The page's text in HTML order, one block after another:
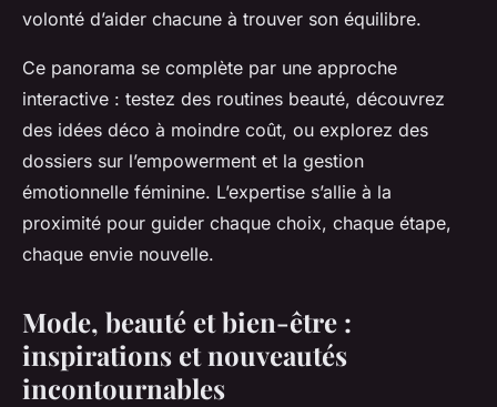
volonté d’aider chacune à trouver son équilibre.
Ce panorama se complète par une approche
interactive : testez des routines beauté, découvrez
des idées déco à moindre coût, ou explorez des
dossiers sur l’empowerment et la gestion
émotionnelle féminine. L’expertise s’allie à la
proximité pour guider chaque choix, chaque étape,
chaque envie nouvelle.
Mode, beauté et bien-être :
inspirations et nouveautés
incontournables